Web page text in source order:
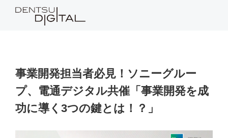
事業開発担当者必見！ソニーグルー
プ、電通デジタル共催「事業開発を成
功に導く3つの鍵とは！？」